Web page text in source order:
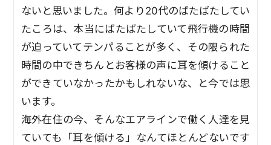
ないと思いました。何より20代のばたばたしてい
たころは、本当にばたばたしていて飛行機の時間
が迫っていてテンパることが多く、その限られた
時間の中できちんとお客様の声に耳を傾けること
ができていなかったかもしれないな、と今では思
います。
海外在住の今、そんなエアラインで働く人達を見
ていても「耳を傾ける」なんてほとんどないです